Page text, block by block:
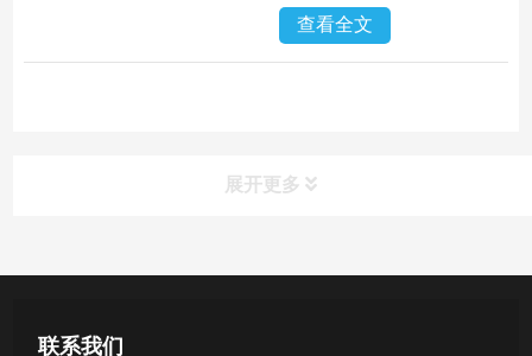
查看全文
展开更多
产品中心
医用无菌采样拭子系列
联系我们